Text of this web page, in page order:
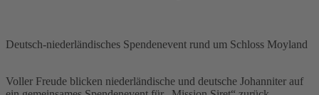
Deutsch-niederländisches Spendenevent rund um Schloss Moyland
Voller Freude blicken niederländische und deutsche Johanniter auf